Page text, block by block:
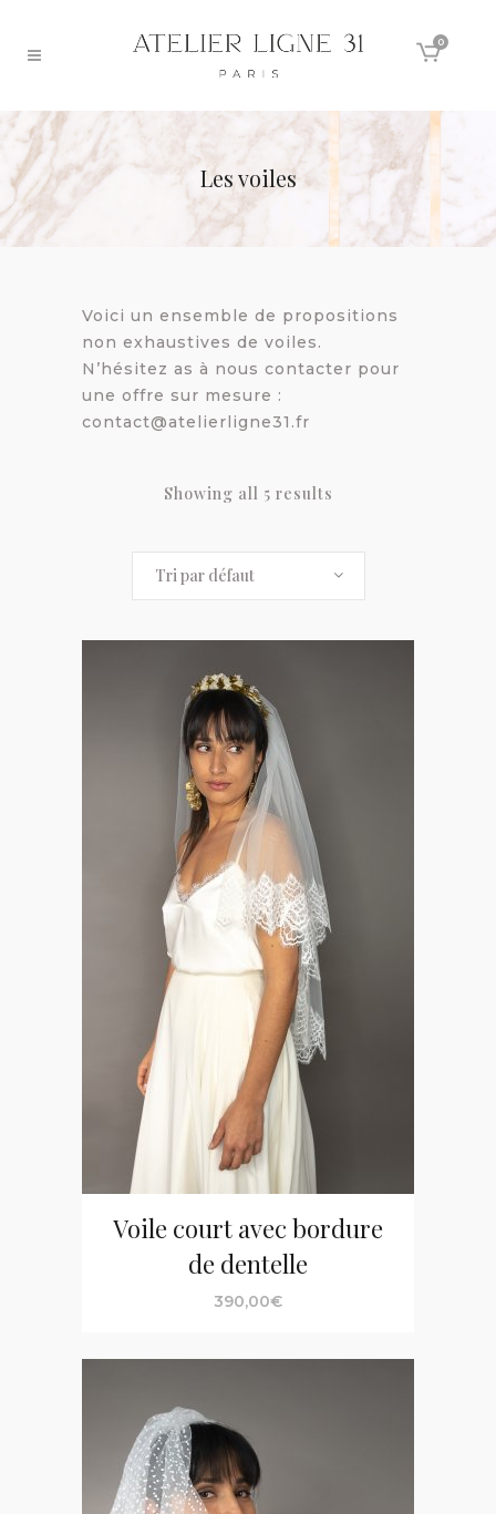
0
Les voiles
Voici un ensemble de propositions
non exhaustives de voiles.
N’hésitez as à nous contacter pour
une offre sur mesure :
contact@atelierligne31.fr
Showing all 5 results
Tri par défaut
Voile court avec bordure
de dentelle
390,00€